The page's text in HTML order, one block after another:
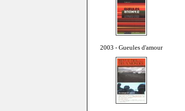
2003 - Gueules d'amour